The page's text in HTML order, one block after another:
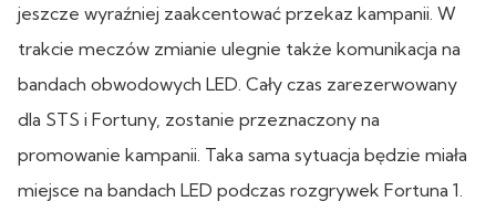
jeszcze wyraźniej zaakcentować przekaz kampanii. W
trakcie meczów zmianie ulegnie także komunikacja na
bandach obwodowych LED. Cały czas zarezerwowany
dla STS i Fortuny, zostanie przeznaczony na
promowanie kampanii. Taka sama sytuacja będzie miała
miejsce na bandach LED podczas rozgrywek Fortuna 1.